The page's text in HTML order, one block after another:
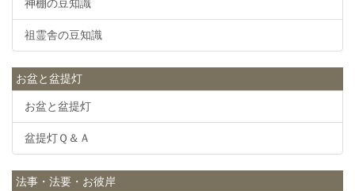
神棚の豆知識
祖霊舎の豆知識
お盆と盆提灯
お盆と盆提灯
盆提灯Ｑ＆Ａ
法事・法要・お彼岸